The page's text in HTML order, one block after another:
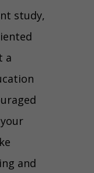
study,
a
and